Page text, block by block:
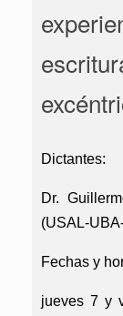
Dictantes:
Dr.
(USAL-
Fechas y
jueves 7 y